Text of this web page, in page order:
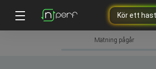
Kör ett
Mätning pågår